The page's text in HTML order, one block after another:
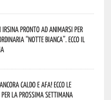
Irsina pronto ad animarsi per
“Notte Bianca”. Ecco il
caldo e afa! Ecco le
la prossima settimana